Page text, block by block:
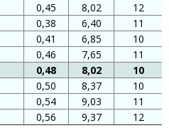
0,45 8,02 12
0,38 6,40
11
0,41 6,85
10
0,46 7,65
11
0,48 8,02
10
0,50 8,37
10
0,54 9,03
11
0,56 9,37 12